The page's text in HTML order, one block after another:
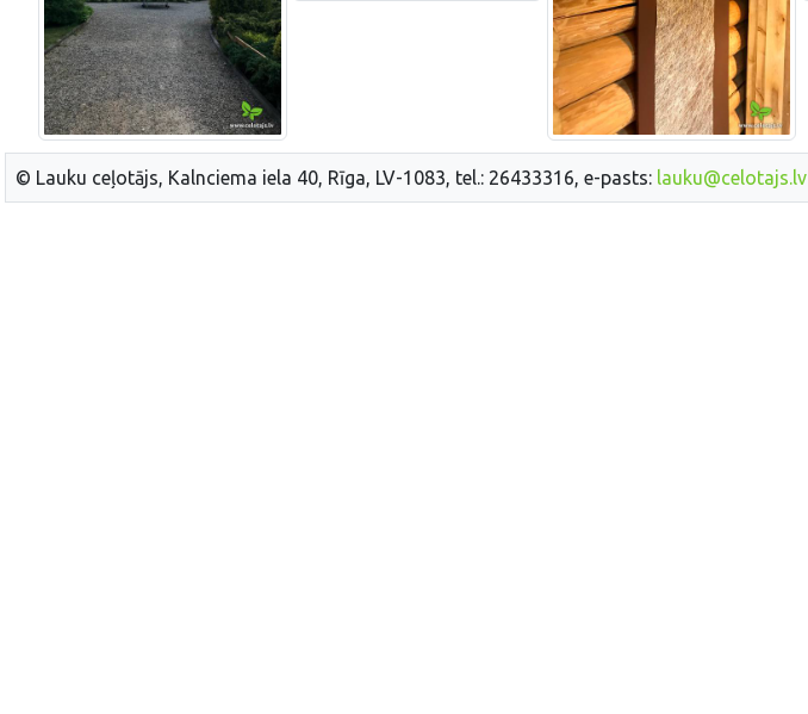
© Lauku ceļotājs, Kalnciema iela 40, Rīga, LV-1083, tel.: 26433316, e-pasts: lauku@celotajs.lv